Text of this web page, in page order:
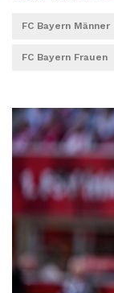
FC Bayern Männer
FC Bayern Frauen